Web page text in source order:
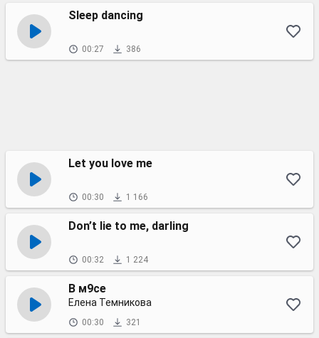
Sleep dancing
00:27 386
Let you love me
00:30 1 166
Don’t lie to me, darling
00:32 1 224
В м9се
Елена Темникова
00:30 321